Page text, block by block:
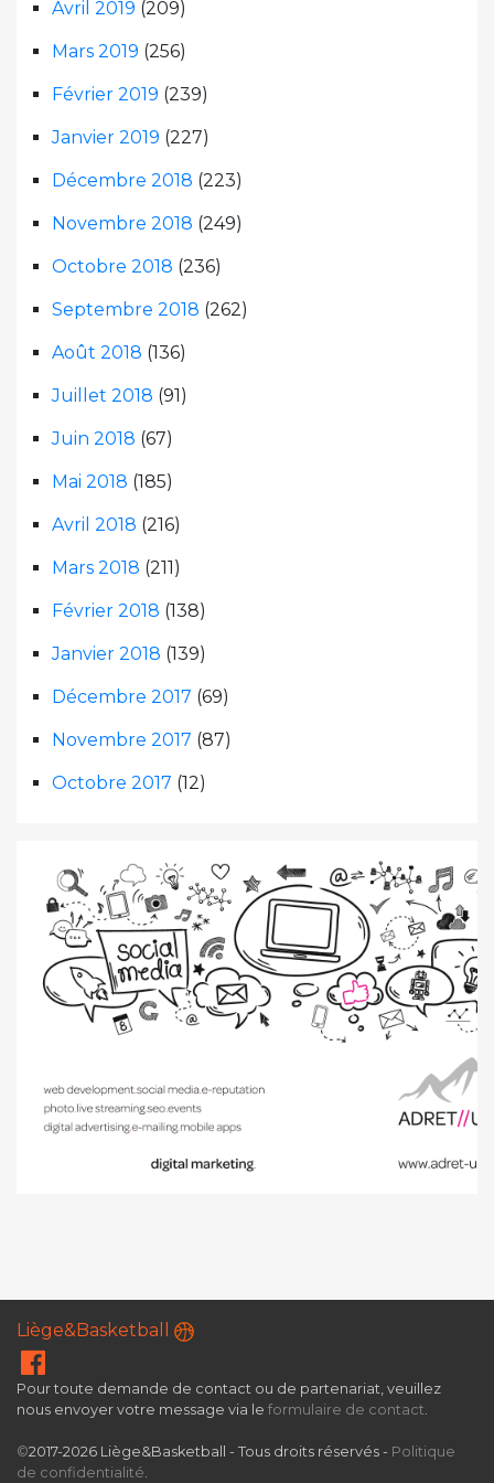
Avril 2019 (209)
Mars 2019 (256)
Février 2019 (239)
Janvier 2019 (227)
Décembre 2018 (223)
Novembre 2018 (249)
Octobre 2018 (236)
Septembre 2018 (262)
Août 2018 (136)
Juillet 2018 (91)
Juin 2018 (67)
Mai 2018 (185)
Avril 2018 (216)
Mars 2018 (211)
Février 2018 (138)
Janvier 2018 (139)
Décembre 2017 (69)
Novembre 2017 (87)
Octobre 2017 (12)
Liège&Basketball
Pour toute demande de contact ou de partenariat, veuillez
nous envoyer votre message via le formulaire de contact.
©2017-2026 Liège&Basketball - Tous droits réservés - Politique
de confidentialité.